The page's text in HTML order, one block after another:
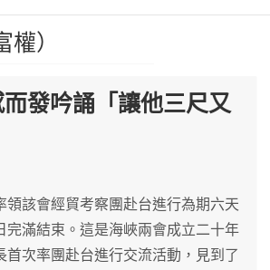
）
發吟誦「讓他三尺又
領該會經貿考察團赴台進行為期六天
完滿結束。這是海峽兩會成立二十年
首次率團赴台進行交流活動，見到了